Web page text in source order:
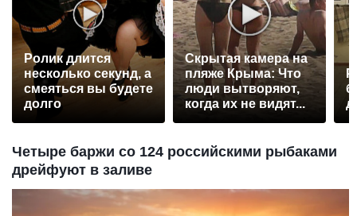
Ролик длится
несколько секунд, а
смеяться вы будете
долго
Скрытая камера на
пляже Крыма: Что
люди вытворяют,
когда их не видят...
Четыре баржи со 124 российскими рыбаками
дрейфуют в заливе